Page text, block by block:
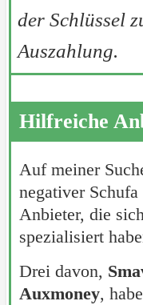
der Schlüssel
Auszahlung.
Hilfreiche
Auf meiner
negativer
Anbieter, die
spezialisiert
Drei davon,
Auxmoney,